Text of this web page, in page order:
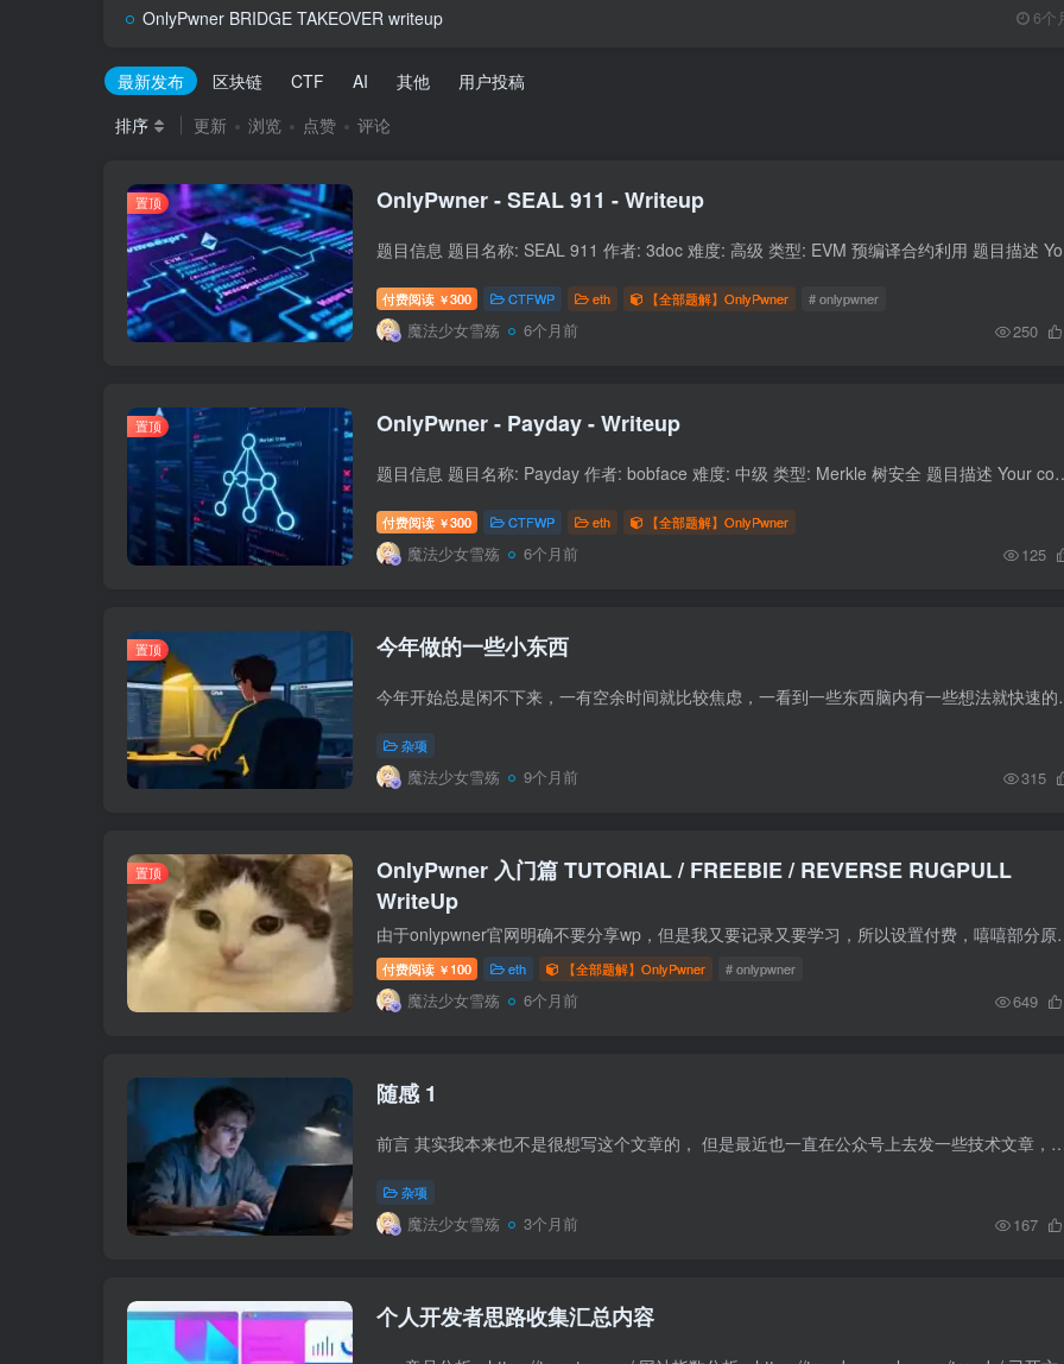
OnlyPwner BRIDGE TAKEOVER writeup 6个
最新发布 区块链 CTF AI 其他
用户投稿
排序
更新 浏览 点赞 评论
置顶 OnlyPwner - SEAL 911 - Writeup
付费阅读 ￥300 CTFWP eth 【全部题解】OnlyPwner # onlypwner
魔法少女雪殇 6个月前 250
置顶 OnlyPwner - Payday - Writeup
题目信息 题目名称: Payday 作者: bobface 难度: 中级 类型:
付费阅读 ￥300 CTFWP eth 【全部题解】OnlyPwner
魔法少女雪殇 6个月前 125
置顶 今年做的一些小东西
今年开始总是闲不下来，一有空余时间
杂项
魔法少女雪殇 9个月前 315
置顶
OnlyPwner 入门篇 TUTORIAL / FREEBIE / REVERSE RUGPULL
WriteUp
由于onlypwner官网明确不要分享wp，但是我又要
付费阅读 ￥ 100 eth 【全部题解】OnlyPwner # onlypwner
魔法少女雪殇 6个月前 649
随感 1
前言 其实我本来也不是很想写这个文章的， 但是最近也一直在公众号上去发一些技术文章，博客上也疏忽了，后面博客更多的是用来发自己的感想，思考。 公众号二维码，可以扫码关注 正文 自从19年...
杂项
魔法少女雪殇 3个月前 167
个人开发者思路收集汇总内容